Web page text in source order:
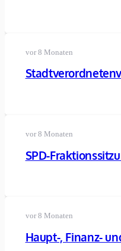
vor 8 Monaten
vor 8 Monaten
SPD-
vor 8 Monaten
Haupt-, Finanz-